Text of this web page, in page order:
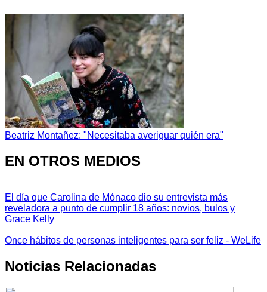
Beatriz Montañez: "Necesitaba averiguar quién era"
EN OTROS MEDIOS
El día que Carolina de Mónaco dio su entrevista más
reveladora a punto de cumplir 18 años: novios, bulos y
Grace Kelly
Once hábitos de personas inteligentes para ser feliz - WeLife
Noticias Relacionadas